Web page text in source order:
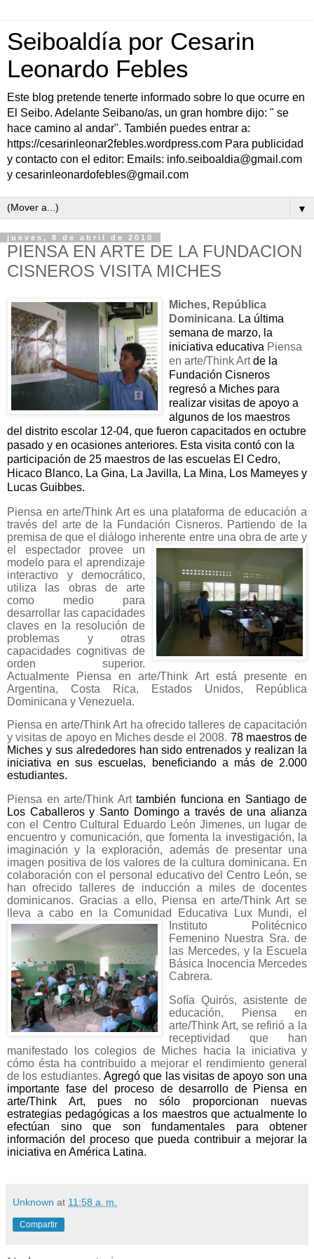
Seiboaldía por Cesarin
Leonardo Febles
Este blog pretende tenerte informado sobre lo que ocurre en
El Seibo. Adelante Seibano/as, un gran hombre dijo: " se
hace camino al andar". También puedes entrar a:
https://cesarinleonar2febles.wordpress.com Para publicidad
y contacto con el editor: Emails: info.seiboaldia@gmail.com
y cesarinleonardofebles@gmail.com
▼
jueves, 8 de abril de 2010
PIENSA EN ARTE DE LA FUNDACION
CISNEROS VISITA MICHES
Miches, República
Dominicana. La última
semana de marzo, la
iniciativa educativa Piensa
en arte/Think Artde la
Fundación Cisneros
regresó a Miches para
realizar visitas de apoyo a
algunos de los maestros
del distrito escolar 12-04, que fueron capacitados en octubre
pasado y en ocasiones anteriores. Esta visita contó con la
participación de 25 maestros de las escuelas El Cedro,
Hicaco Blanco, La Gina, La Javilla, La Mina, Los Mameyes y
Lucas Guibbes.
Piensa en arte/Think Artes una plataforma deeducación a
través del arte de
la Fundación Cisneros. Partiendo de la
premisa de que el diálogo inherente entre una obra de arte y
el espectador provee un
modelo para el aprendizaje
interactivo y democrático,
utiliza las obras de arte
como medio para
desarrollar las capacidades
claves en la resolución de
problemas y otras
capacidades cognitivas de
orden superior.
Actualmente Piensa en arte/Think Art está presente en
Argentina, Costa Rica, Estados Unidos, República
Dominicana y Venezuela.
Piensa en arte/Think Art ha ofrecido talleres de capacitación
y visitas de apoyo en Miches desde el 2008. 78 maestros de
Miches y sus alrededores han sido entrenados y realizan la
iniciativa en sus escuelas, beneficiando a más de 2.000
estudiantes.
Piensa en arte/Think Art también funciona en Santiago de
Los Caballeros y Santo Domingo a través de una alianza
con el Centro Cultural Eduardo León Jimenes, un lugar de
encuentro y comunicación, que fomenta la investigación, la
imaginación y la exploración, además de presentar una
imagen positiva de los valores de la cultura dominicana. En
colaboración con el personal educativo del Centro León, se
han ofrecido talleres de inducción a miles de docentes
dominicanos. Gracias a ello, Piensa en arte/Think Art se
lleva a cabo en la Comunidad Educativa Lux Mundi, el
Instituto Politécnico
Femenino Nuestra Sra. de
las Mercedes, y la Escuela
Básica Inocencia Mercedes
Cabrera.
Sofía Quirós, asistente de
educación,
Piensa en
arte/Think Art, se refirió a la
receptividad que han
manifestado los colegios de Miches hacia la iniciativa y
cómo ésta ha contribuido a mejorar el rendimiento general
de los estudiantes. Agregó que las visitas de apoyo son una
importante fase del proceso de desarrollo de Piensa en
arte/Think Art, pues no sólo proporcionan nuevas
estrategias pedagógicas a los maestros que actualmente lo
efectúan sino que son fundamentales para obtener
información del proceso que pueda contribuir a mejorar la
iniciativa en América Latina.
Unknown at 11:58 a. m.
Compartir